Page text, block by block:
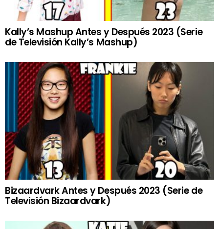
Kally’s Mashup Antes y Después 2023 (Serie
de Televisión Kally’s Mashup)
Bizaardvark Antes y Después 2023 (Serie de
Televisión Bizaardvark)